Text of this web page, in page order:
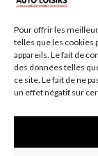
Pour offrir les
telles que les cookies
appareils. Le fait de
des données telles
ce site. Le fait de ne
un effet négatif sur
Dernière
automobiles
Le marché